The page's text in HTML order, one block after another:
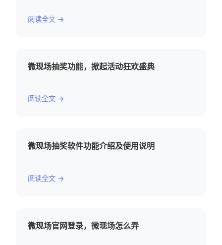
阅读全文 →
微现场抽奖功能，掀起活动狂欢盛典
阅读全文 →
微现场抽奖软件功能介绍及使用说明
阅读全文 →
微现场官网登录，微现场怎么弄